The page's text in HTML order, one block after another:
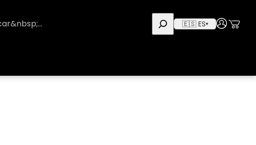
🇪🇸 ES▾ User